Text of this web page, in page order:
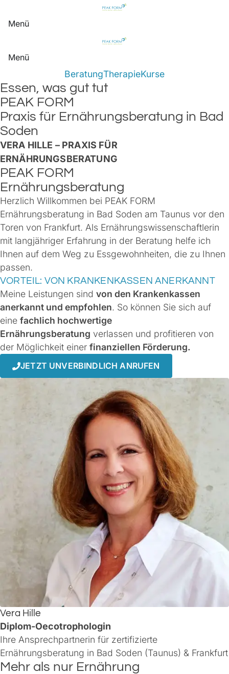
Menü
Menü
BeratungTherapieKurse
Essen, was gut tut
PEAK FORM
Praxis für Ernährungsberatung in Bad
Soden
VERA HILLE – PRAXIS FÜR
ERNÄHRUNGSBERATUNG
PEAK FORM
Ernährungsberatung
Herzlich Willkommen bei PEAK FORM
Ernährungsberatung in Bad Soden am Taunus vor den
Toren von Frankfurt. Als Ernährungswissenschaftlerin
mit langjähriger Erfahrung in der Beratung helfe ich
Ihnen auf dem Weg zu Essgewohnheiten, die zu Ihnen
passen.
VORTEIL: VON KRANKENKASSEN ANERKANNT
Meine Leistungen sind von den Krankenkassen
anerkannt und empfohlen. So können Sie sich auf
eine fachlich hochwertige
Ernährungsberatung verlassen und profitieren von
der Möglichkeit einer finanziellen Förderung.
JETZT UNVERBINDLICH ANRUFEN
Vera Hille
Diplom-Oecotrophologin
Ihre Ansprechpartnerin für zertifizierte
Ernährungsberatung in Bad Soden (Taunus) & Frankfurt
Mehr als nur Ernährung